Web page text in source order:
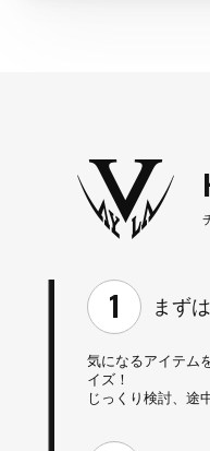
まず
気になるアイテム
イズ！
じっくり検討、途